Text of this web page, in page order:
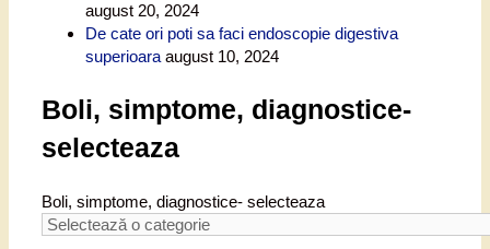
august 20, 2024
De cate ori poti sa faci endoscopie digestiva
superioara august 10, 2024
Boli, simptome, diagnostice-
selecteaza
Boli, simptome, diagnostice- selecteaza